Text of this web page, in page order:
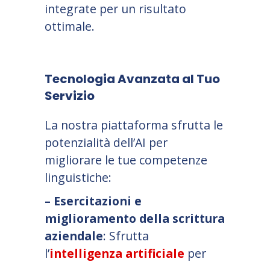
integrate per un risultato
ottimale.
Tecnologia Avanzata al Tuo
Servizio
La nostra piattaforma sfrutta le
potenzialità dell’AI per
migliorare le tue competenze
linguistiche:
– Esercitazioni e
miglioramento della scrittura
aziendale: Sfrutta
l’intelligenza artificiale per